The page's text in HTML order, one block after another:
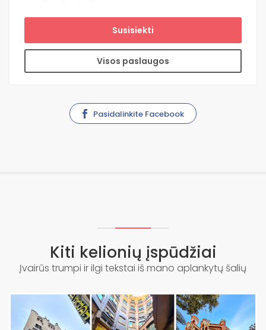
Susisiekti
Visos paslaugos
Pasidalinkite Facebook
Kiti kelionių įspūdžiai
Įvairūs trumpi ir ilgi tekstai iš mano aplankytų šalių